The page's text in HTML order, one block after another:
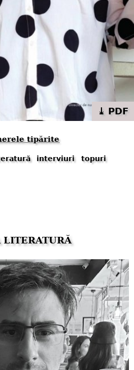
⤓ PDF
tipărite
interviuri
topuri
LITERATURĂ